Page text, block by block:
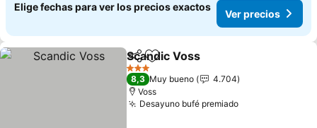
Elige fechas para ver los precios exactos
Ver precios
CompartirAgregar a favoritos
Scandic Voss
3 Estrellas
8,3 Muy bueno
4.704
Voss
Desayuno bufé premiadoVer precios